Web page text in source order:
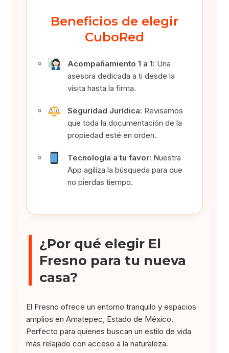
Beneficios de elegir
CuboRed
Acompañamiento 1 a 1: Una
asesora dedicada a ti desde la
visita hasta la firma.
Seguridad Jurídica: Revisamos
que toda la documentación de la
propiedad esté en orden.
Tecnología a tu favor: Nuestra
App agiliza la búsqueda para que
no pierdas tiempo.
¿Por qué elegir El
Fresno para tu nueva
casa?
El Fresno ofrece un entorno tranquilo y espacios
amplios en Amatepec, Estado de México.
Perfecto para quienes buscan un estilo de vida
más relajado con acceso a la naturaleza.